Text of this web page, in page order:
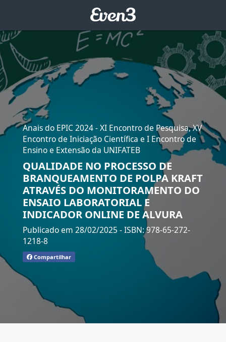
Anais do EPIC 2024 - XI Encontro de Pesquisa, XV
Encontro de Iniciação Científica e I Encontro de
Ensino e Extensão da UNIFATEB
QUALIDADE NO PROCESSO DE
BRANQUEAMENTO DE POLPA KRAFT
ATRAVÉS DO MONITORAMENTO DO
ENSAIO LABORATORIAL E
INDICADOR ONLINE DE ALVURA
Publicado em 28/02/2025 - ISBN: 978-65-272-
1218-8
Compartilhar